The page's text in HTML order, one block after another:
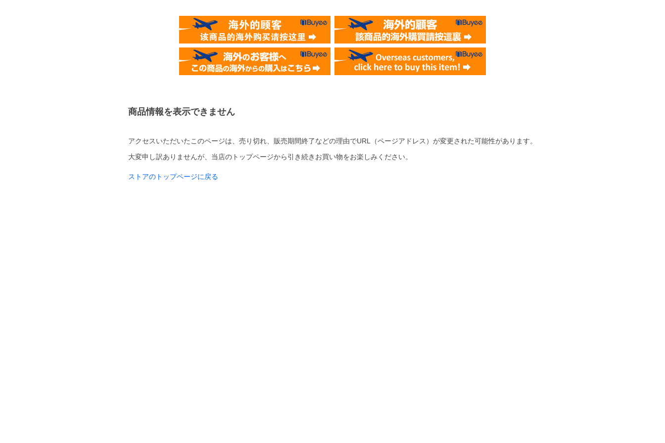
商品情報を表示できません
アクセスいただいたこのページは、売り切れ、販売期間終了などの理由でURL（ページアドレス）が変更された可能性があります。
大変申し訳ありませんが、当店のトップページから引き続きお買い物をお楽しみください。
ストアのトップページに戻る